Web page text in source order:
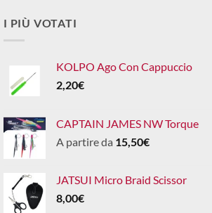
I PIÙ VOTATI
KOLPO Ago Con Cappuccio
2,20€
CAPTAIN JAMES NW Torque
A partire da 15,50€
JATSUI Micro Braid Scissor
8,00€